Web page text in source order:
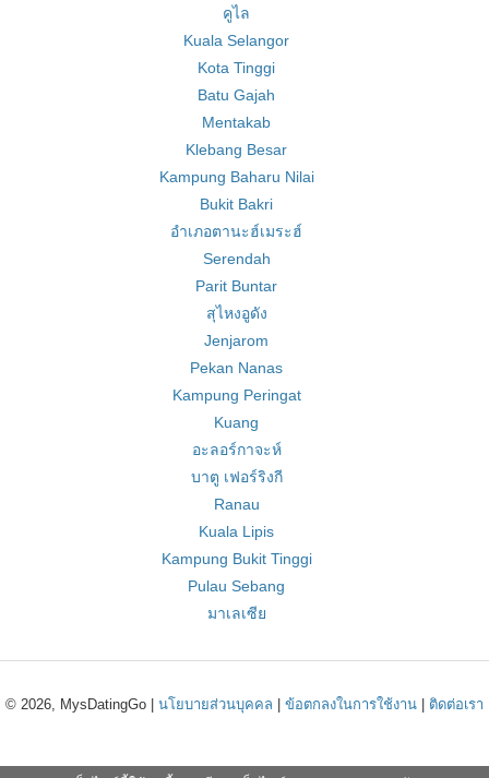
คูไล
Kuala Selangor
Kota Tinggi
Batu Gajah
Mentakab
Klebang Besar
Kampung Baharu Nilai
Bukit Bakri
อำเภอตานะฮ์เมระฮ์
Serendah
Parit Buntar
สุไหงอูดัง
Jenjarom
Pekan Nanas
Kampung Peringat
Kuang
อะลอร์กาจะห์
บาตู เฟอร์ริงกี
Ranau
Kuala Lipis
Kampung Bukit Tinggi
Pulau Sebang
มาเลเซีย
© 2026, MysDatingGo | นโยบายส่วนบุคคล ข้อตกลงในการใช้งาน ติดต่อเรา